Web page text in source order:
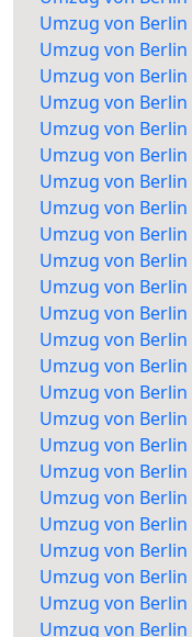
Umzug von
Umzug von
Umzug von
Umzug von
Umzug von Berlin
Umzug von
Umzug von
Umzug von Berlin
Umzug von
Umzug von
Umzug von
Umzug von
Umzug von
Umzug von
Umzug von
Umzug von
Umzug von
Umzug von
Umzug von
Umzug von
Umzug von
Umzug von
Umzug von Berlin
Umzug von